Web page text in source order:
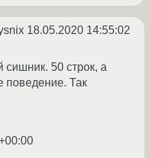
18.05.2020 14:55:02
50 строк, а
поведение. Так